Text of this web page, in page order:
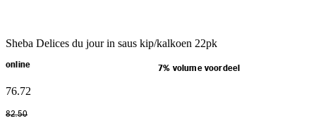
Sheba Delices du jour in saus kip/kalkoen 22pk
online 7% volume voordeel
76.72
82.50